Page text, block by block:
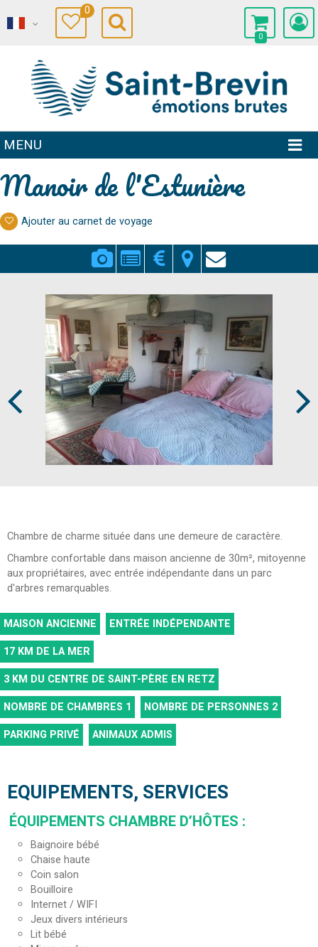
0
0
MENU
Manoir de l'Estunière
Ajouter au carnet de voyage
Chambre de charme située dans une demeure de caractère.
Chambre confortable dans maison ancienne de 30m², mitoyenne
aux propriétaires, avec entrée indépendante dans un parc
d'arbres remarquables.
MAISON ANCIENNE
ENTRÉE INDÉPENDANTE
17 KM DE LA MER
3 KM DU CENTRE DE SAINT-PÈRE EN RETZ
NOMBRE DE CHAMBRES 1 NOMBRE DE PERSONNES 2
PARKING PRIVÉ
ANIMAUX ADMIS
EQUIPEMENTS, SERVICES
ÉQUIPEMENTS CHAMBRE D’HÔTES :
Baignoire bébé
Chaise haute
Coin salon
Bouilloire
Internet / WIFI
Jeux divers intérieurs
Lit bébé